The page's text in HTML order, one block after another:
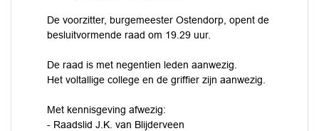
De voorzitter, burgemeester Ostendorp, opent de
besluitvormende raad om 19.29 uur.
De raad is met negentien leden aanwezig.
Het voltallige college en de griffier zijn aanwezig.
Met kennisgeving afwezig:
- Raadslid J.K. van Blijderveen